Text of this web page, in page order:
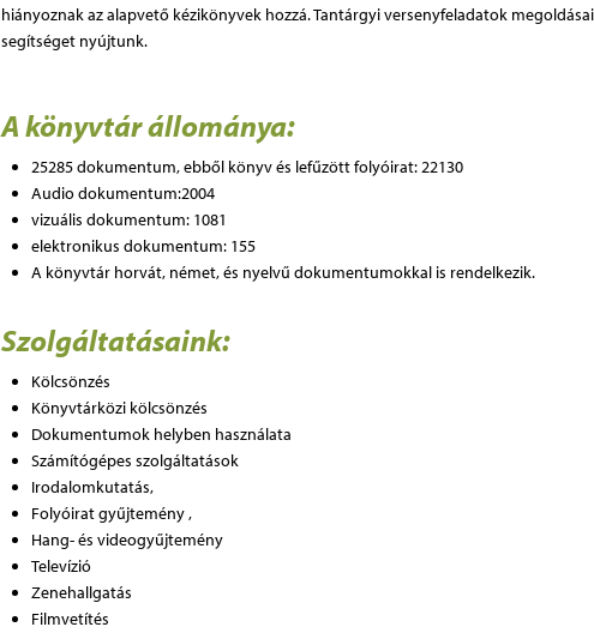
hiányoznak az alapvető kézikönyvek hozzá. Tantárgyi versenyfeladatok
segítséget nyújtunk.
A könyvtár állománya:
25285 dokumentum, ebből könyv és lefűzött folyóirat: 22130
Audio dokumentum:2004
vizuális dokumentum: 1081
elektronikus dokumentum: 155
A könyvtár horvát, német, és nyelvű dokumentumokkal is rendelkezik.
Szolgáltatásaink:
Kölcsönzés
Könyvtárközi kölcsönzés
Dokumentumok helyben használata
Számítógépes szolgáltatások
Irodalomkutatás,
Folyóirat gyűjtemény ,
Hang- és videogyűjtemény
Televízió
Zenehallgatás
Filmvetítés